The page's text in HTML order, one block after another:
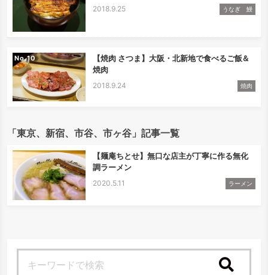
2018.9.25 うなぎ 鰻
No.
【焼肉 さつま】大阪・北新地で食べるご飯＆
焼肉
2018.9.24 焼肉
「東京、新宿、市谷、市ヶ谷」記事一覧
【麺庵ちとせ】無口な店主が丁寧に作る無化
調ラーメン
2020.5.11 ラーメン